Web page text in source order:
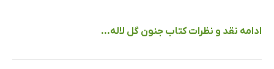
ادامه نقد و نظرات کتاب جنون گل لاله...